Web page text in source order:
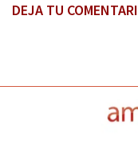
DEJA TU